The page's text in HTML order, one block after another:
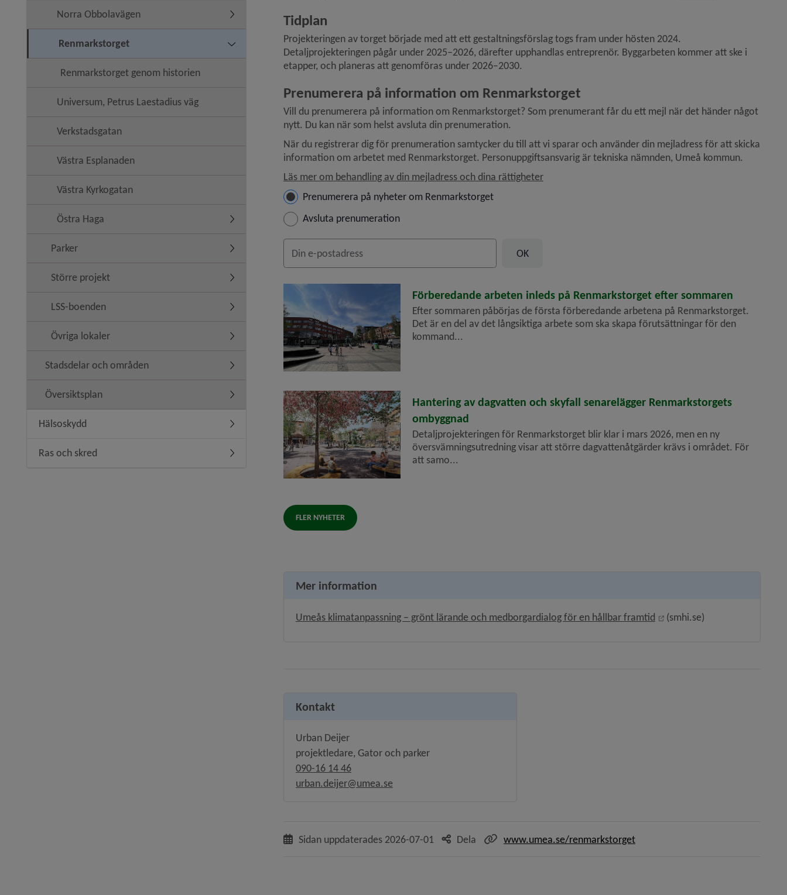
Norra Obbolavägen Undermeny för Norra Obbolavägen
Renmarkstorget Undermeny för Renmarkstorget
Renmarkstorget genom historien
Universum, Petrus Laestadius väg
Verkstadsgatan
Västra Esplanaden
Västra Kyrkogatan
Östra Haga Undermeny för Östra Haga
Parker Undermeny för Parker
Större projekt Undermeny för Större projekt
LSS-boenden Undermeny för LSS-boenden
Övriga lokaler Undermeny för Övriga lokaler
Stadsdelar och områden Undermeny för Stadsdelar och områden
Översiktsplan Undermeny för Översiktsplan
Hälsoskydd Undermeny för Hälsoskydd
Ras och skred Undermeny för Ras och skred
Tidplan
Projekteringen av torget började med att ett gestaltningsförslag togs fram under hösten 2024.
Detaljprojekteringen pågår under 2025–2026, därefter upphandlas entreprenör. Byggarbeten kommer att ske i
etapper, och planeras att genomföras under 2026–2030.
Prenumerera på information om Renmarkstorget
Vill du prenumerera på information om Renmarkstorget? Som prenumerant får du ett mejl när det händer något
nytt. Du kan när som helst avsluta din prenumeration.
När du registrerar dig för prenumeration samtycker du till att vi sparar och använder din mejladress för att skicka
information om arbetet med Renmarkstorget. Personuppgiftsansvarig är tekniska nämnden, Umeå kommun.
Läs mer om behandling av din mejladress och dina rättigheter
Hantera prenumeration
Prenumerera på nyheter om Renmarkstorget
Avsluta prenumeration
Din e-postadress
2026-06-24
Förberedande arbeten inleds på Renmarkstorget efter sommaren
Efter sommaren påbörjas de första förberedande arbetena på Renmarkstorget.
Det är en del av det långsiktiga arbete som ska skapa förutsättningar för den
kommand...
2026-02-20
Hantering av dagvatten och skyfall senare­lägger Renmarkstorgets
ombyggnad
Detaljprojekteringen för Renmarkstorget blir klar i mars 2026, men en ny
översvämningsutredning visar att större dagvattenåtgärder krävs i området. För
att samo...
FLER NYHETER
Mer information
Umeås klimatanpassning – grönt lärande och medborgardialog för en hållbar framtid Länk till annan webbplats,
(smhi.se)
Kontakt
Urban Deijer
projektledare, Gator och parker
090-16 14 46
urban.deijer@umea.se
Sidan uppdaterades 2026-07-01 Dela www.umea.se/renmarkstorget